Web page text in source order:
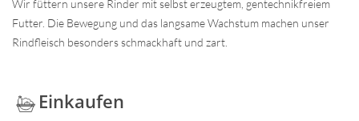
Wir füttern unsere Rinder mit selbst erzeugtem, gentechnikfreiem
Futter. Die Bewegung und das langsame Wachstum machen unser
Rindfleisch besonders schmackhaft und zart.
Einkaufen